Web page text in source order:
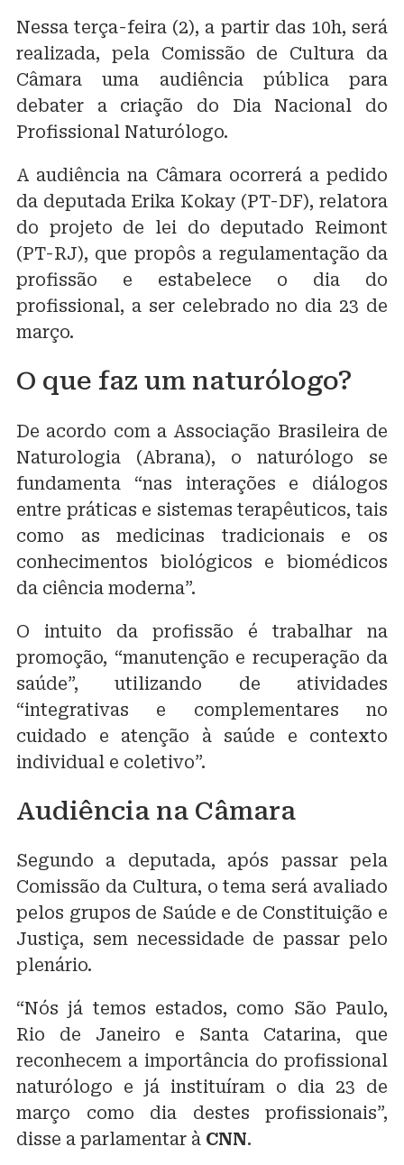
Nessa terça-feira (2), a partir das 10h, será
realizada, pela Comissão de Cultura da
Câmara uma audiência pública para
debater a criação do Dia Nacional do
Profissional Naturólogo.
A audiência na Câmara ocorrerá a pedido
da deputada Erika Kokay (PT-DF), relatora
do projeto de lei do deputado Reimont
(PT-RJ), que propôs a regulamentação da
profissão e estabelece o dia do
profissional, a ser celebrado no dia 23 de
março.
O que faz um naturólogo?
De acordo com a Associação Brasileira de
Naturologia (Abrana), o naturólogo se
fundamenta “nas interações e diálogos
entre práticas e sistemas terapêuticos, tais
como as medicinas tradicionais e os
conhecimentos biológicos e biomédicos
da ciência moderna”.
O intuito da profissão é trabalhar na
promoção, “manutenção e recuperação da
saúde”, utilizando de atividades
“integrativas e complementares no
cuidado e atenção à saúde e contexto
individual e coletivo”.
Audiência na Câmara
Segundo a deputada, após passar pela
Comissão da Cultura, o tema será avaliado
pelos grupos de Saúde e de Constituição e
Justiça, sem necessidade de passar pelo
plenário.
“Nós já temos estados, como São Paulo,
Rio de Janeiro e Santa Catarina, que
reconhecem a importância do profissional
naturólogo e já instituíram o dia 23 de
março como dia destes profissionais”,
disse a parlamentar à CNN.